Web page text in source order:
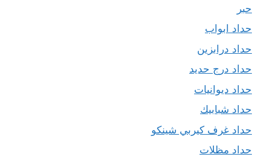
حبر
حداد ابواب
حداد درابزين
حداد درج حديد
حداد ديوانيات
حداد شبابيك
حداد غرف كيربي شينكو
حداد مظلات